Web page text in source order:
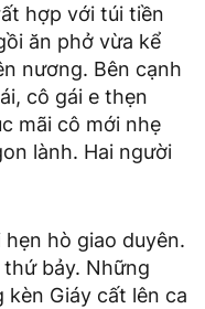
hợp với túi tiền
ăn phở vừa kể
nương. Bên cạnh
cô gái e thẹn
mãi cô mới nhẹ
lành. Hai người
hò giao duyên.
bảy. Những
Giáy cất lên ca